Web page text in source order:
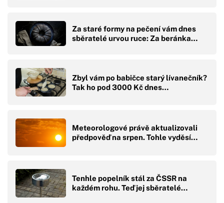
Za staré formy na pečení vám dnes
sběratelé urvou ruce: Za beránka…
Zbyl vám po babičce starý lívanečník?
Tak ho pod 3000 Kč dnes…
Meteorologové právě aktualizovali
předpověď na srpen. Tohle vyděsí…
Tenhle popelník stál za ČSSR na
každém rohu. Teď jej sběratelé…